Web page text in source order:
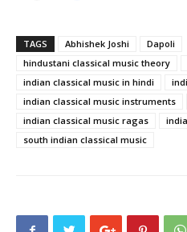
TAGS Abhishek Joshi
Dapoli
hindustani classical music theory
indian classical music in hindi
indian classical music instruments
indian classical music ragas
south indian classical music